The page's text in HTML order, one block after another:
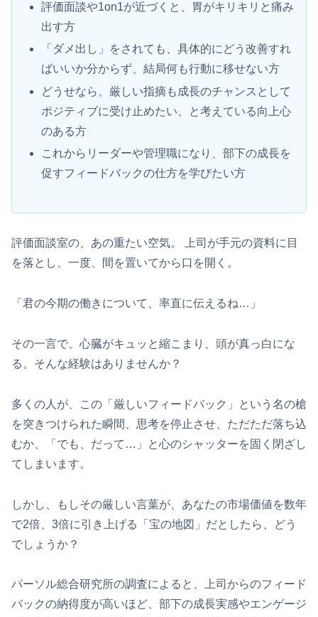
評価面談や1on1が近づくと、胃がキリキリと痛み
出す方
「ダメ出し」をされても、具体的にどう改善すれ
ばいいか分からず、結局何も行動に移せない方
どうせなら、厳しい指摘も成長のチャンスとして
ポジティブに受け止めたい、と考えている向上心
のある方
これからリーダーや管理職になり、部下の成長を
促すフィードバックの仕方を学びたい方
評価面談室の、あの重たい空気。 上司が手元の資料に目
を落とし、一度、間を置いてから口を開く。
「君の今期の働きについて、率直に伝えるね…」
その一言で、心臓がキュッと縮こまり、頭が真っ白にな
る。そんな経験はありませんか？
多くの人が、この「厳しいフィードバック」という名の槍
を突きつけられた瞬間、思考を停止させ、ただただ落ち込
むか、「でも、だって…」と心のシャッターを固く閉ざし
てしまいます。
しかし、もしその厳しい言葉が、あなたの市場価値を数年
で2倍、3倍に引き上げる「宝の地図」だとしたら、どう
でしょうか？
パーソル総合研究所の調査によると、上司からのフィード
バックの納得度が高いほど、部下の成長実感やエンゲージ